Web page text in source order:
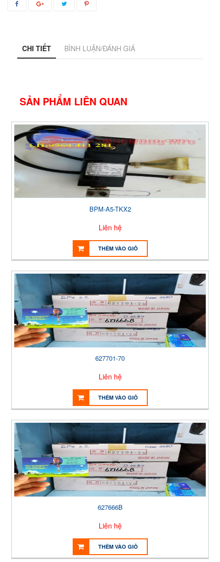
CHI TIẾT BÌNH LUẬN/ĐÁNH GIÁ
SẢN PHẨM LIÊN QUAN
BPM-A5-TKX2
Liên hệ
THÊM VÀO GIỎ
627701-70
Liên hệ
THÊM VÀO GIỎ
627666B
Liên hệ
THÊM VÀO GIỎ